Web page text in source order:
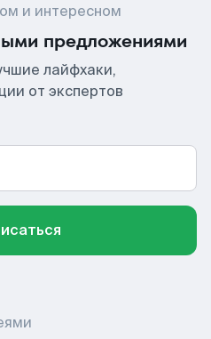
и интересном
предложениями
лайфхаки,
от экспертов